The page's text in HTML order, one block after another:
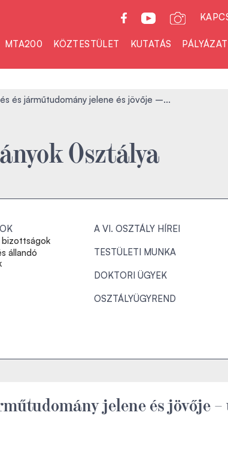
MTA200 KÖZTESTÜLET KUTATÁS
és járműtudomány jelene és jövője –...
Osztálya
bizottságok
állandó
A VI. OSZTÁLY HÍREI
TESTÜLETI MUNKA
DOKTORI ÜGYEK
OSZTÁLYÜGYREND
jelene és jövője